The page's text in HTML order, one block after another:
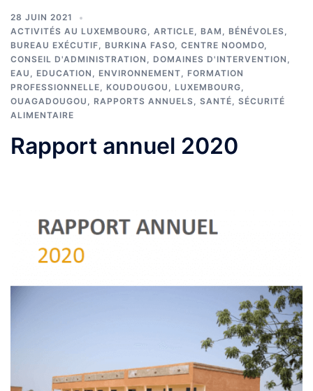
28 JUIN 2021
ACTIVITÉS AU LUXEMBOURG
ARTICLE BAM BÉNÉVOLES
BUREAU EXÉCUTIF
BURKINA FASO CENTRE NOOMDO
CONSEIL D'ADMINISTRATION
DOMAINES D'INTERVENTION
EAU
EDUCATION ENVIRONNEMENT
FORMATION
PROFESSIONNELLE
KOUDOUGOU LUXEMBOURG
OUAGADOUGOU
RAPPORTS ANNUELS SANTÉ
SÉCURITÉ
ALIMENTAIRE
Rapport annuel 2020